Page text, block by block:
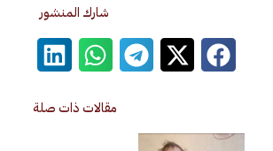
شارك المنشور
مقالات ذات صلة